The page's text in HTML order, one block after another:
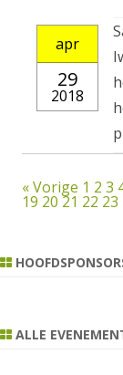
apr
29
2018
« Vorige 1 2 3
19 20 21 22 23
ALLE